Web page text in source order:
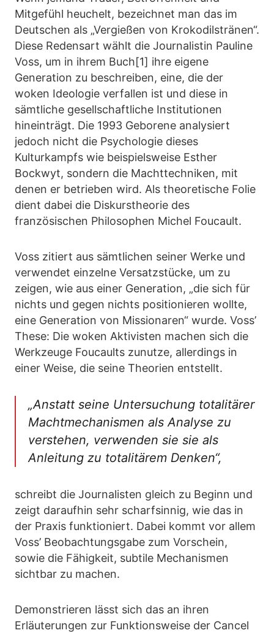
Mitgefühl heuchelt, bezeichnet man das im
Deutschen als „Vergießen von Krokodilstränen“.
Diese Redensart wählt die Journalistin Pauline
Voss, um in ihrem Buch[1] ihre eigene
Generation zu beschreiben, eine, die der
woken Ideologie verfallen ist und diese in
sämtliche gesellschaftliche Institutionen
hineinträgt. Die 1993 Geborene analysiert
jedoch nicht die Psychologie dieses
Kulturkampfs wie beispielsweise Esther
Bockwyt, sondern die Machttechniken, mit
denen er betrieben wird. Als theoretische Folie
dient dabei die Diskurstheorie des
französischen Philosophen Michel Foucault.
Voss zitiert aus sämtlichen seiner Werke und
verwendet einzelne Versatzstücke, um zu
zeigen, wie aus einer Generation, „die sich für
nichts und gegen nichts positionieren wollte,
eine Generation von Missionaren“ wurde. Voss’
These: Die woken Aktivisten machen sich die
Werkzeuge Foucaults zunutze, allerdings in
einer Weise, die seine Theorien entstellt.
„Anstatt seine Untersuchung totalitärer
Machtmechanismen als Analyse zu
verstehen, verwenden sie sie als
Anleitung zu totalitärem Denken“,
schreibt die Journalisten gleich zu Beginn und
zeigt daraufhin sehr scharfsinnig, wie das in
der Praxis funktioniert. Dabei kommt vor allem
Voss’ Beobachtungsgabe zum Vorschein,
sowie die Fähigkeit, subtile Mechanismen
sichtbar zu machen.
Demonstrieren lässt sich das an ihren
Erläuterungen zur Funktionsweise der Cancel